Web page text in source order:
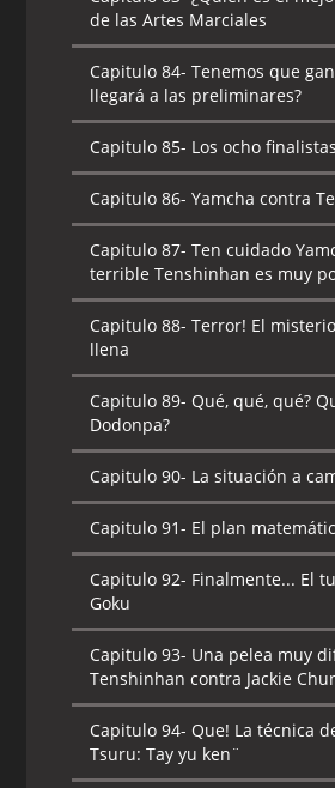
de las Artes Marciales
Capitulo 84- Tenemos que
llegará a las preliminares?
Capitulo 85- Los ocho finalistas
Capitulo 86- Yamcha contra
Capitulo 87- Ten cuidado
terrible Tenshinhan es muy
Capitulo 88- Terror! El
llena
Capitulo 89- Qué, qué, qué?
Dodonpa?
Capitulo 90- La situación a
Capitulo 91- El plan
Capitulo 92- Finalmente... El
Goku
Capitulo 93- Una pelea muy
Tenshinhan contra Jackie
Capitulo 94- Que! La técnica
Tsuru: Tay yu ken¨